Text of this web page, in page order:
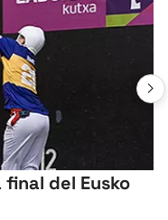
del Eusko